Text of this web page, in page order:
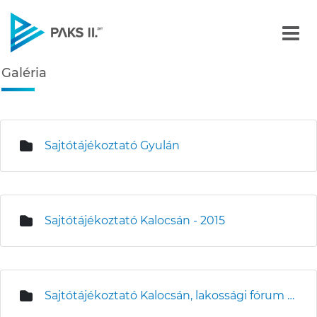
Navigáció
Galéria - Képgalériák
Galéria
Sajtótájékoztató Gyulán
Sajtótájékoztató Kalocsán - 2015
Sajtótájékoztató Kalocsán, lakossági fórum Kalocsán és Foktőn